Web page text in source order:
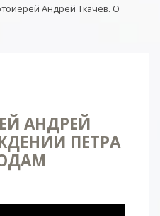
Андрей Ткачёв. О
АНДРЕЙ
ПЕТРА